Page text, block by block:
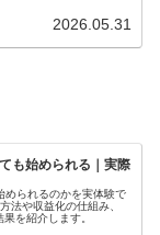
2026.05.31
も始められる｜実際
められるのかを実体験で
法や収益化の仕組み、
を紹介します。